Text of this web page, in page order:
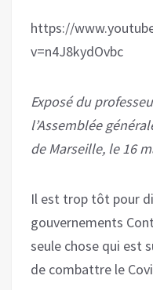
https://
v=n4J8kydOvbc
Exposé du
l’Assemblée
de Marseille, le 16
Il est trop tôt pour
gouvernements
seule chose qui est
de combattre le